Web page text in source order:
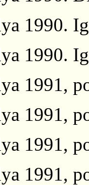
1990.
1990.
1991,
1991,
1991,
1991,